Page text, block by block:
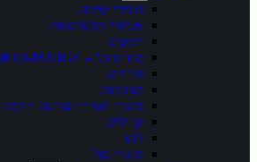
חומרי יצירה
אביזרי תכשיטנות
דבקים
מוד פודג' – MOD-PODGE
חרוזים
מדבקות
מוצרי תפירה סריגה ורקמה
קווילינג
לבד
מוצרי סול